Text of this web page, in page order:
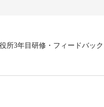
所3年目研修・フィードバック